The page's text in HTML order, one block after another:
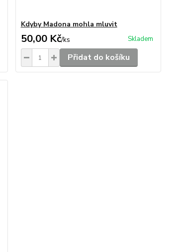
Kdyby Madona mohla mluvit
50,00 Kč/ks Skladem
Přidat do košíku